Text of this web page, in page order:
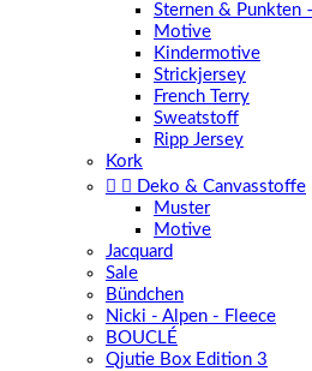
Sternen & Punkten
Motive
Kindermotive
Strickjersey
French Terry
Sweatstoff
Ripp Jersey
Kork
  Deko & Canvasstoffe
Muster
Motive
Jacquard
Sale
Bündchen
Nicki - Alpen - Fleece
BOUCLÉ
Qjutie Box Edition 3